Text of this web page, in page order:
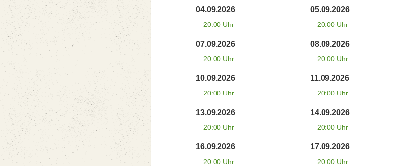
04.09.2026
20:00 Uhr
05.09.2026
20:00 Uhr
07.09.2026
20:00 Uhr
08.09.2026
20:00 Uhr
10.09.2026
20:00 Uhr
11.09.2026
20:00 Uhr
13.09.2026
20:00 Uhr
14.09.2026
20:00 Uhr
16.09.2026
20:00 Uhr
17.09.2026
20:00 Uhr